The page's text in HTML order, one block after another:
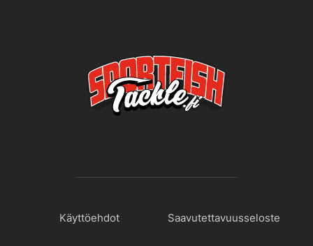
Käyttöehdot Saavutettavuusseloste